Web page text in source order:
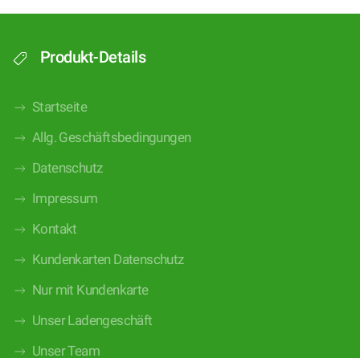
Produkt-Details
Startseite
Allg. Geschäftsbedingungen
Datenschutz
Impressum
Kontakt
Kundenkarten Datenschutz
Nur mit Kundenkarte
Unser Ladengeschäft
Unser Team